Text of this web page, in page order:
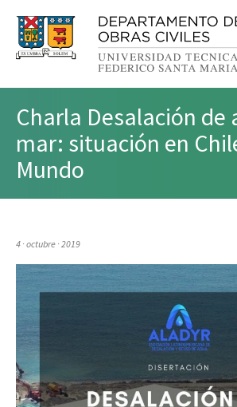
Charla Desalación de
mar: situación en
Mundo
4 · octubre · 2019